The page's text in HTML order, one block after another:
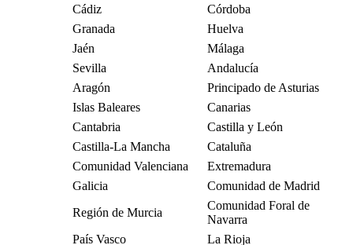
Cádiz
Córdoba
Granada
Huelva
Jaén
Málaga
Sevilla
Andalucía
Aragón
Principado de Asturias
Islas Baleares
Canarias
Cantabria
Castilla y León
Castilla-La Mancha
Cataluña
Comunidad Valenciana
Extremadura
Galicia
Comunidad de Madrid
Región de Murcia
Comunidad Foral de
Navarra
País Vasco
La Rioja